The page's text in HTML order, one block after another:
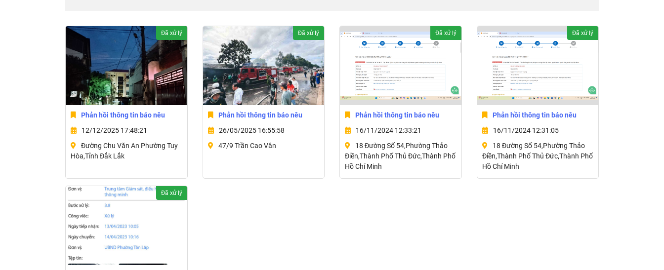
Phản hồi thông tin báo nêu
12/12/2025 17:48:21
Đường Chu Văn An Phường Tuy
Hòa,Tỉnh Đắk Lắk
Đã xử lý
Phản hồi thông tin báo nêu
26/05/2025 16:55:58
47/9 Trần Cao Vân
Đã xử lý
Phản hồi thông tin báo nêu
16/11/2024 12:33:21
18 Đường Số 54,Phường Thảo
Điền,Thành Phố Thủ Đức,Thành Phố
Hồ Chí Minh
Đã xử lý
Phản hồi thông tin báo nêu
16/11/2024 12:31:05
18 Đường Số 54,Phường Thảo
Điền,Thành Phố Thủ Đức,Thành Phố
Hồ Chí Minh
Đã xử lý
Đã xử lý